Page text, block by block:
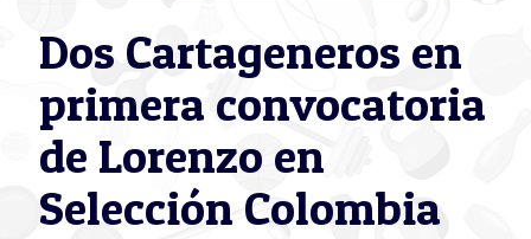
Dos Cartageneros en
primera convocatoria
de Lorenzo en
Selección Colombia